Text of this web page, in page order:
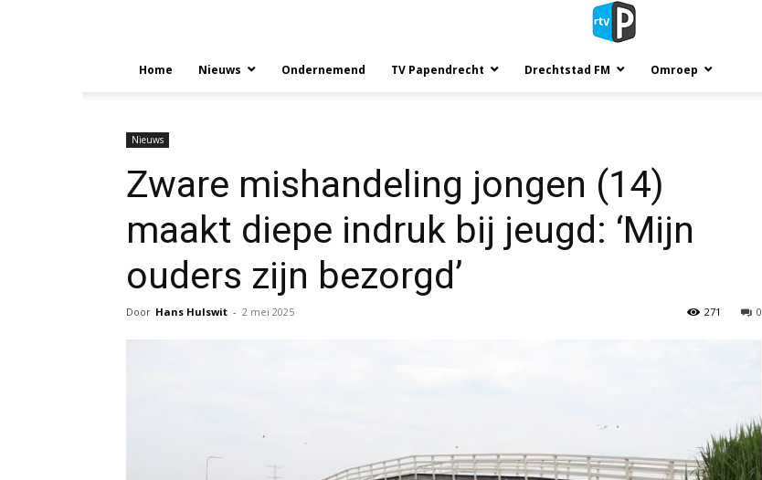
Home Nieuws Ondernemend TV Papendrecht Drechtstad FM Omroep
Nieuws
Zware mishandeling jongen (14)
maakt diepe indruk bij jeugd: ‘Mijn
ouders zijn bezorgd’
Door Hans Hulswit - 2 mei 2025 0
271